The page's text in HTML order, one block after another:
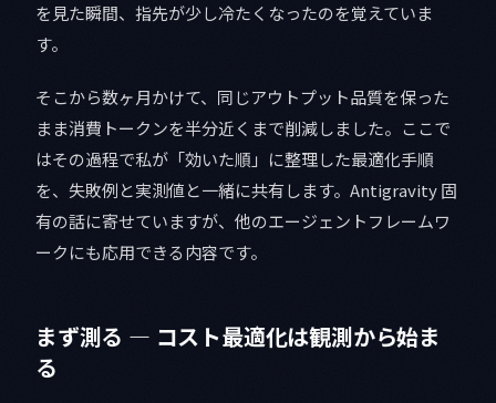
を見た瞬間、指先が少し冷たくなったのを覚えていま
す。
そこから数ヶ月かけて、同じアウトプット品質を保った
まま消費トークンを半分近くまで削減しました。ここで
はその過程で私が「効いた順」に整理した最適化手順
を、失敗例と実測値と一緒に共有します。Antigravity 固
有の話に寄せていますが、他のエージェントフレームワ
ークにも応用できる内容です。
まず測る — コスト最適化は観測から始ま
る